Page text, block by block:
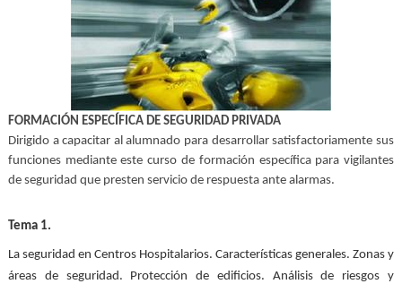
FORMACIÓN ESPECÍFICA DE SEGURIDAD PRIVADA
Dirigido a capacitar al alumnado para desarrollar satisfactoriamente sus
funciones mediante este curso de formación específica para vigilantes
de seguridad que presten servicio de respuesta ante alarmas.
Tema 1.
La seguridad en Centros Hospitalarios. Características generales. Zonas y
áreas de seguridad. Protección de edificios. Análisis de riesgos y